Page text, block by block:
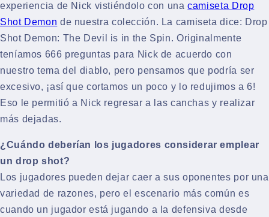
experiencia de Nick vistiéndolo con unacamiseta Drop
Shot Demon de nuestra colección. La camiseta dice: Drop
Shot Demon: The Devil is in the Spin. Originalmente
teníamos 666 preguntas para Nick de acuerdo con
nuestro tema del diablo, pero pensamos que podría ser
excesivo, ¡así que cortamos un poco y lo redujimos a 6!
Eso le permitió a Nick regresar a las canchas y realizar
más dejadas.
¿Cuándo deberían los jugadores considerar emplear
un drop shot?
Los jugadores pueden dejar caer a sus oponentes por una
variedad de razones, pero el escenario más común es
cuando un jugador está jugando a la defensiva desde